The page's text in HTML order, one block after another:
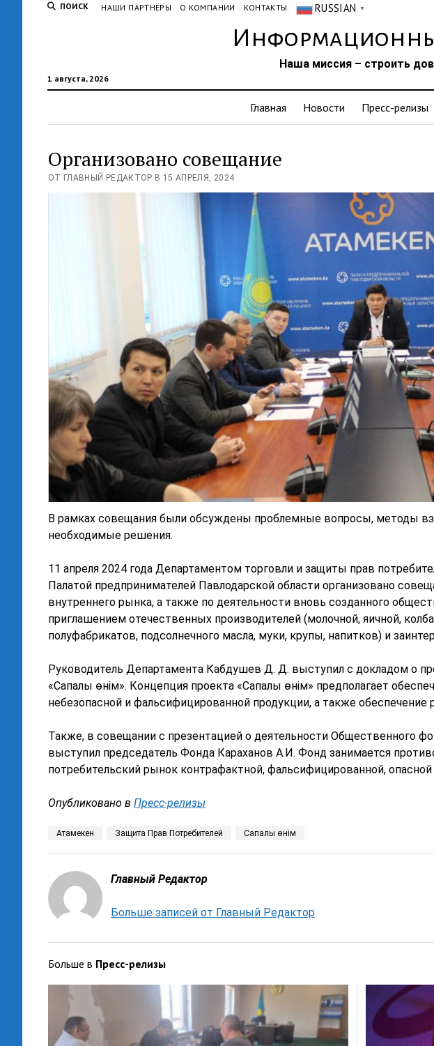
ПОИСК НАШИ ПАРТНЁРЫ О КОМПАНИИ КОНТАКТЫ RUSSIAN ▼
1 августа, 2026
Наша миссия – строить
Главная Новости Пресс-релизы
Организовано совещание
ОТ ГЛАВНЫЙ РЕДАКТОР В 15 АПРЕЛЯ, 2024
В рамках совещания были обсуждены проблемные вопросы, методы
необходимые решения.
11 апреля 2024 года Департаментом торговли и защиты прав
Палатой предпринимателей Павлодарской области организовано
внутреннего рынка, а также по деятельности вновь созданного
приглашением отечественных производителей (молочной, яичной,
полуфабрикатов, подсолнечного масла, муки, крупы, напитков) и
Руководитель Департамента Кабдушев Д. Д. выступил с докладом о
«Сапалы өнім». Концепция проекта «Сапалы өнім» предполагает
небезопасной и фальсифицированной продукции, а также обеспечение
Также, в совещании с презентацией о деятельности Общественного
выступил председатель Фонда Караханов А.И. Фонд занимается
потребительский рынок контрафактной, фальсифицированной,
Опубликовано в Пресс-релизы
Атамекен Защита Прав Потребителей Сапалы өнім
Главный Редактор
Больше записей от Главный Редактор
Больше в Пресс-релизы